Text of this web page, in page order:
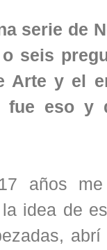
serie de
seis
Arte y el
fue eso
años
idea de